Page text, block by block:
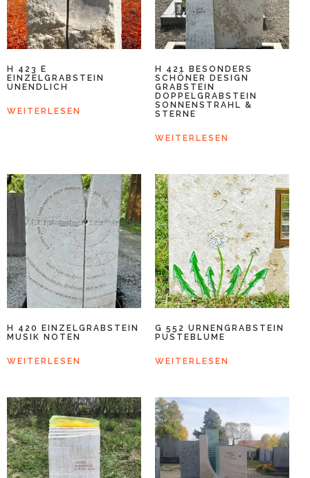
H 423 E
EINZELGRABSTEIN
UNENDLICH
WEITERLESEN
H 421 BESONDERS
SCHÖNER DESIGN
GRABSTEIN
DOPPELGRABSTEIN
SONNENSTRAHL &
STERNE
WEITERLESEN
H 420 EINZELGRABSTEIN
MUSIK NOTEN
WEITERLESEN
G 552 URNENGRABSTEIN
PUSTEBLUME
WEITERLESEN